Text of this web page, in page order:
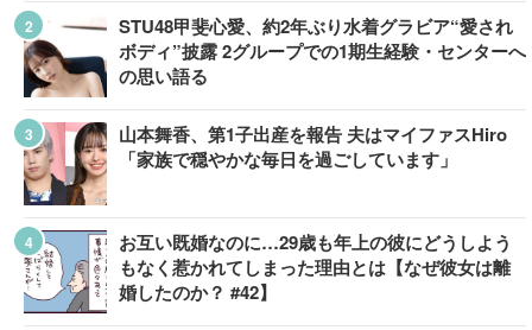
STU48甲斐心愛、約2年ぶり水着グラビア“愛され
ボディ”披露 2グループでの1期生経験・センターへ
の思い語る
山本舞香、第1子出産を報告 夫はマイファスHiro
「家族で穏やかな毎日を過ごしています」
お互い既婚なのに…29歳も年上の彼にどうしよう
もなく惹かれてしまった理由とは【なぜ彼女は離
婚したのか？ #42】